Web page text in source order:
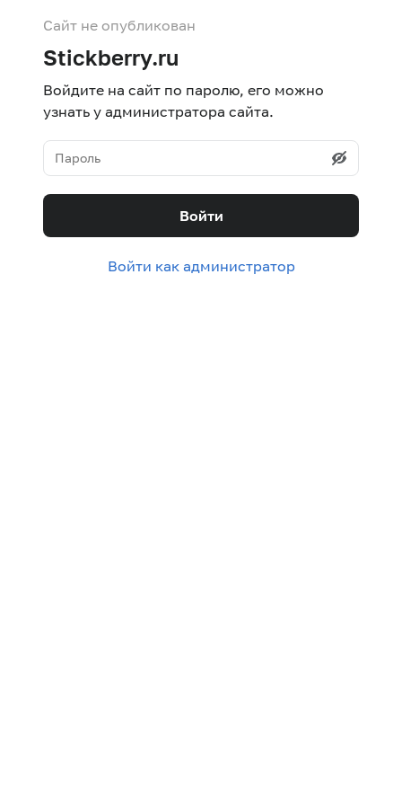
Сайт не опубликован
Stickberry.ru
Войдите на сайт по паролю, его можно
узнать у администратора сайта.
Войти
Войти как администратор